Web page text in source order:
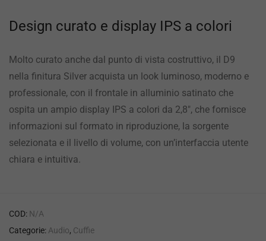
Design curato e display IPS a colori
Molto curato anche dal punto di vista costruttivo, il D9
nella finitura Silver acquista un look luminoso, moderno e
professionale, con il frontale in alluminio satinato che
ospita un ampio display IPS a colori da 2,8″, che fornisce
informazioni sul formato in riproduzione, la sorgente
selezionata e il livello di volume, con un’interfaccia utente
chiara e intuitiva.
COD: N/A
Categorie: Audio, Cuffie